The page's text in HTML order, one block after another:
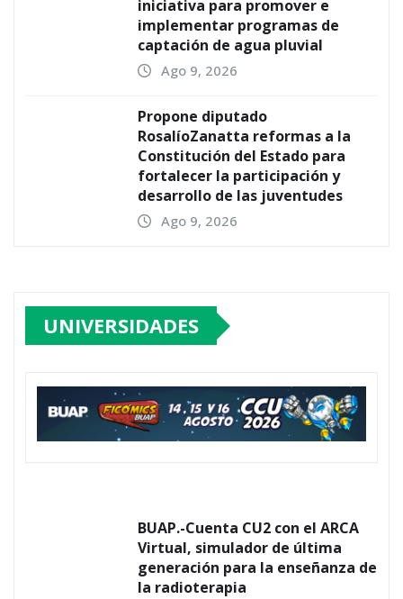
iniciativa para promover e
implementar programas de
captación de agua pluvial
Ago 9, 2026
Propone diputado
RosalíoZanatta reformas a la
Constitución del Estado para
fortalecer la participación y
desarrollo de las juventudes
Ago 9, 2026
UNIVERSIDADES
BUAP.-Cuenta CU2 con el ARCA
Virtual, simulador de última
generación para la enseñanza de
la radioterapia